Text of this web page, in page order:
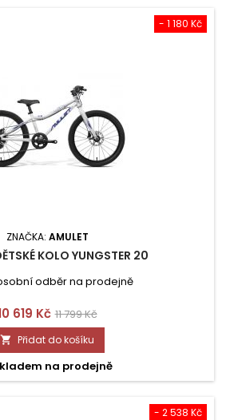
- 1 180 Kč
ZNAČKA: AMULET
KOLO YUNGSTER 20
odběr na prodejně
619 Kč Běžná
cena
11 799 Kč
 Přidat do košíku
na prodejně
- 2 538 Kč